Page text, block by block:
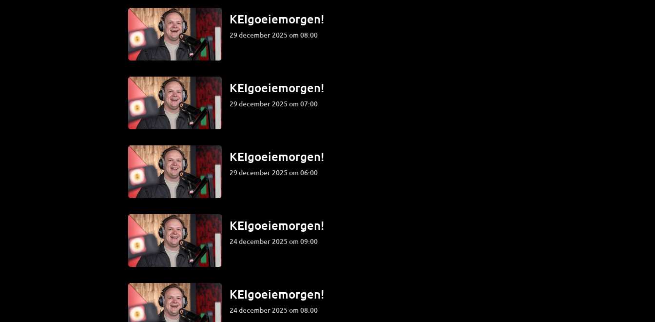
KEIgoeiemorgen!
29 december 2025 om 08:00
KEIgoeiemorgen!
29 december 2025 om 07:00
KEIgoeiemorgen!
29 december 2025 om 06:00
KEIgoeiemorgen!
24 december 2025 om 09:00
KEIgoeiemorgen!
24 december 2025 om 08:00